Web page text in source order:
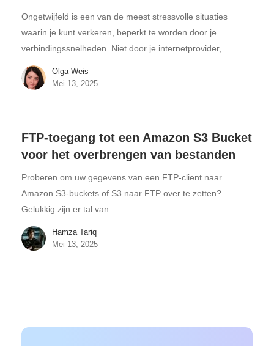
Ongetwijfeld is een van de meest stressvolle situaties
waarin je kunt verkeren, beperkt te worden door je
verbindingssnelheden. Niet door je internetprovider, ...
Olga Weis
Mei 13, 2025
FTP-toegang tot een Amazon S3 Bucket
voor het overbrengen van bestanden
Proberen om uw gegevens van een FTP-client naar
Amazon S3-buckets of S3 naar FTP over te zetten?
Gelukkig zijn er tal van ...
Hamza Tariq
Mei 13, 2025